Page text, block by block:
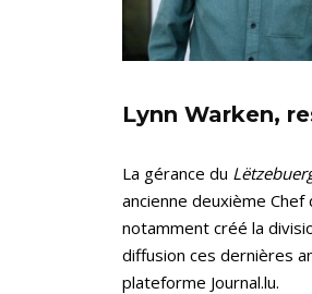
Lynn Warken,
La gérance du
ancienne deuxième
notamment créé la
diffusion ces dernières
plateforme Journal.lu.